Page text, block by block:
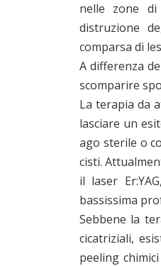
nelle zone di
distruzione
comparsa di
A differenza
scomparire
La terapia da
lasciare un
ago sterile o
cisti.
il laser
bassissima
Sebbene la
cicatriziali,
peeling